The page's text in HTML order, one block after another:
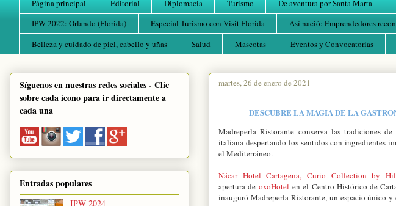
Página principal Editorial Diplomacia Turismo De aventura por Santa Marta
IPW 2022: Orlando (Florida)
Especial Turismo con Visit Florida Así nació: Emprendedores
Belleza y cuidado de piel, cabello y uñas
Salud Mascotas Eventos y Convocatorias
martes, 26 de enero de 2021
DESCUBRE LA MAGIA DE LA
Madreperla Ristorante conserva las tradiciones de
italiana despertando los sentidos con ingredientes
el Mediterráneo.
Nácar Hotel Cartagena, Curio Collection by
apertura deoxoHotel en el Centro Histórico de
inauguró Madreperla Ristorante, un espacio único
Síguenos en nuestras redes sociales - Clic
sobre cada ícono para ir directamente a
cada una
Entradas populares
IPW 2024